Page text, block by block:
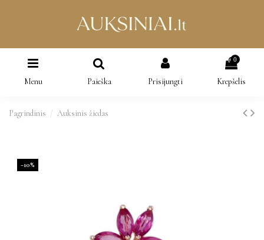
Menu Paieška Prisijungti
0
Krepšelis
Pagrindinis Auksinis žiedas
−10%